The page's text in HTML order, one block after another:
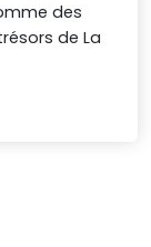
des
de La